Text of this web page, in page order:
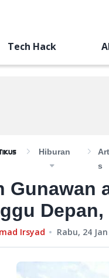
Tech Hack
Hiburan
S
Gunawan
Irsyad Rabu, 24